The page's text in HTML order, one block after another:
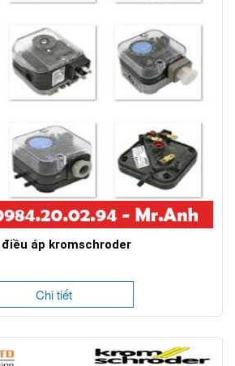
điều áp kromschroder
Chi tiết